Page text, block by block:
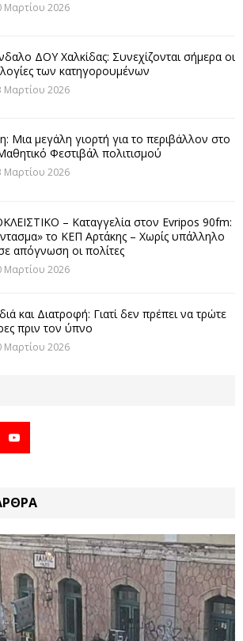
Μαρτίου 2026
ΔΟΥ Χαλκίδας: Συνεχίζονται σήμερα οι
των κατηγορουμένων
Μαρτίου 2026
Μια μεγάλη γιορτή για το περιβάλλον στο
Φεστιβάλ πολιτισμού
Μαρτίου 2026
– Καταγγελία στον Evripos 90fm:
το ΚΕΠ Αρτάκης – Χωρίς υπάλληλο
απόγνωση οι πολίτες
Μαρτίου 2026
και Διατροφή: Γιατί δεν πρέπει να τρώτε
πριν τον ύπνο
Μαρτίου 2026